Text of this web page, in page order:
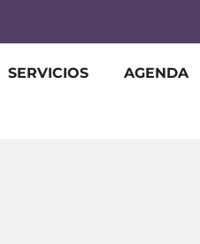
SERVICIOS AGENDA